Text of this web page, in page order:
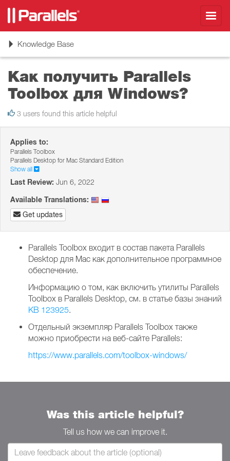
ToggleKnowledge Base
Как получить Parallels
Toolbox для Windows?
3 users found this article helpful
Applies to:
Parallels Toolbox
Parallels Desktop for Mac Standard Edition
Show all
Last Review: Jun 6, 2022
Available Translations:
Get updates
Parallels Toolbox входит в состав пакета Parallels
Desktop для Mac как дополнительное программное
обеспечение.
Информацию о том, как включить утилиты Parallels
Toolbox в Parallels Desktop, см. в статье базы знаний
KB 123925.
Отдельный экземпляр Parallels Toolbox также
можно приобрести на веб-сайте Parallels:
https://www.parallels.com/toolbox-windows/
Was this article helpful?
Tell us how we can improve it.